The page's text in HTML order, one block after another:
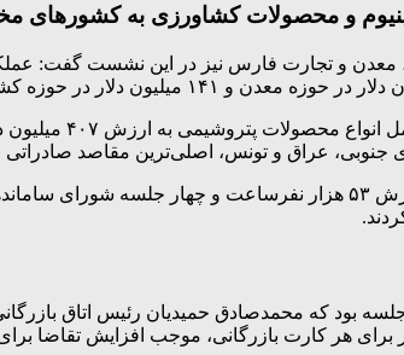
و محصولات کشاورزی به کشورهای
معدن و تجارت فارس نیز در این نشست گفت:
جنوبی، عراق و تونس، اصلی‌ترین مقاصد
وی همچنین از برگزاری دو جلسه پیش‌کارگروه، آموزش ۵۳
بود که محمدصادق حمیدیان رئیس اتاق